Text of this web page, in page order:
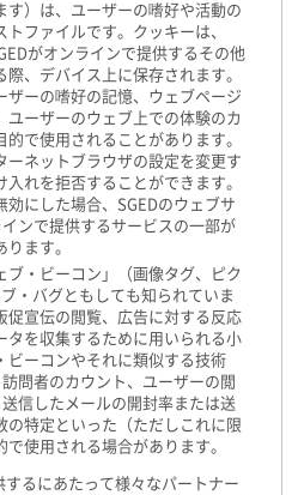
す）は、ユーザーの嗜好や活動の
ファイルです。クッキーは、
がオンラインで提供するその他
、デバイス上に保存されます。
ザーの嗜好の記憶、ウェブページ
ユーザーのウェブ上での体験のカ
で使用されることがあります。
ーネットブラウザの設定を変更す
れを拒否することができます。
効にした場合、SGEDのウェブサ
ンで提供するサービスの一部が
ます。
ブ・ビーコン」（画像タグ、ピク
・バグともしても知られていま
促宣伝の閲覧、広告に対する反応
タを収集するために用いられる小
ビーコンやそれに類似する技術
問者のカウント、ユーザーの閲
信したメールの開封率または送
の特定といった（ただしこれに限
使用される場合があります。
するにあたって様々なパートナー